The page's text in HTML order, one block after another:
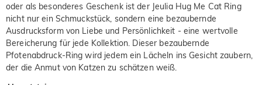
oder als besonderes Geschenk ist der Jeulia Hug Me Cat Ring
nicht nur ein Schmuckstück, sondern eine bezaubernde
Ausdrucksform von Liebe und Persönlichkeit - eine wertvolle
Bereicherung für jede Kollektion. Dieser bezaubernde
Pfotenabdruck-Ring wird jedem ein Lächeln ins Gesicht zaubern,
der die Anmut von Katzen zu schätzen weiß.